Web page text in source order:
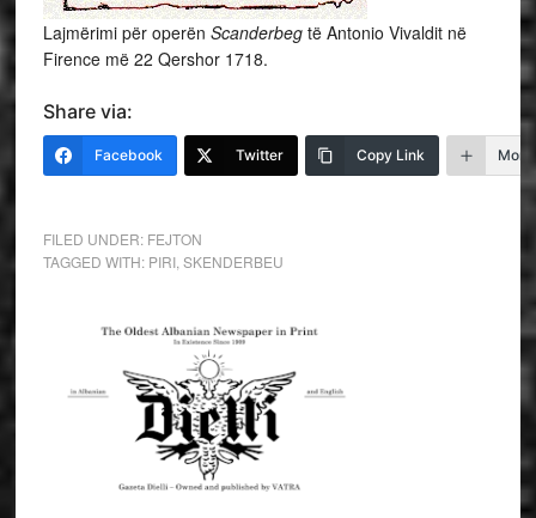
Lajmërimi për operën Scanderbegtë Antonio Vivaldit në
Firence më 22 Qershor 1718.
Share via:
Facebook Twitter Copy Link More
FILED UNDER: FEJTON
TAGGED WITH: PIRI,SKENDERBEU